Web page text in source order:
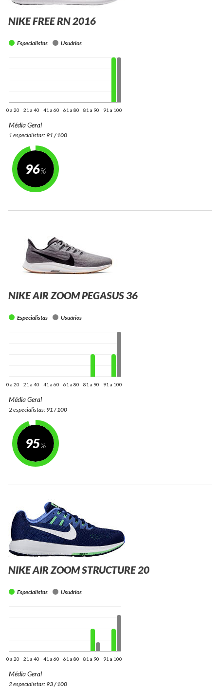
NIKE FREE RN 2016
Especialistas Usuários
0 a 20 21 a 40 41 a 60 61 a 80 81 a 90 91 a 100
Média Geral
1 especialistas: 91 / 100
96
NIKE AIR ZOOM PEGASUS 36
Especialistas Usuários
0 a 20 21 a 40 41 a 60 61 a 80 81 a 90 91 a 100
Média Geral
2 especialistas: 91 / 100
95
NIKE AIR ZOOM STRUCTURE 20
Especialistas Usuários
0 a 20 21 a 40 41 a 60 61 a 80 81 a 90 91 a 100
Média Geral
2 especialistas: 93 / 100